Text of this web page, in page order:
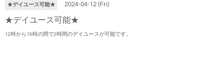
★デイユース可能★ 2024-04-12 (Fri)
★デイユース可能★
12時から16時の間で2時間のデイユースが可能です。